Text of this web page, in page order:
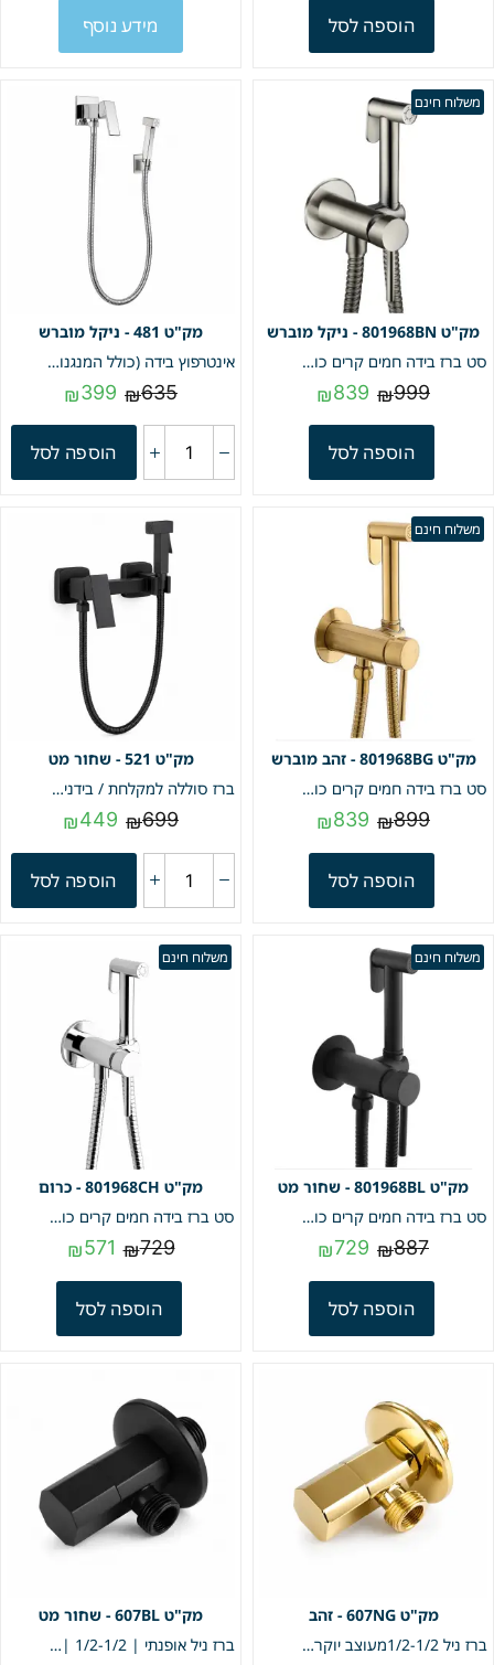
הוספה לסל מידע נוסף
משלוח חינם
801968BN - ניקל מוברש
סט ברז בידה חמים קרים כולל מיתז ,מתלה וצינור חמת | ניקל מוברש | מק"ט 801968BN
₪999
₪839
הוספה לסל
481 - ניקל מוברש
אינטרפוץ בידה (כולל המנגנון הפנימי) | חם קר | ניקל מוברש | מק"ט 481
₪635
₪399
הוספה לסל
משלוח חינם
801968BG - זהב מוברש
סט ברז בידה חמים קרים כולל מיתז ,מתלה וצינור חמת | זהב מוברש | מק"ט 801968BG
₪899
₪839
הוספה לסל
521 - שחור מט
ברז סוללה למקלחת / בידנית חם קר איכותי מפואר | שחור מט | מק"ט 521
₪699
₪449
הוספה לסל
משלוח חינם
801968BL - שחור מט
סט ברז בידה חמים קרים כולל מיתז ,מתלה וצינור חמת | שחור מט | מק"ט 801968BL
₪887
₪729
הוספה לסל
משלוח חינם
801968CH - כרום
סט ברז בידה חמים קרים כולל מיתז ,מתלה וצינור חמת | כרום | מק"ט 801968CH
₪729
₪571
הוספה לסל
607NG - זהב
ברז ניל 1/2-1/2מעוצב יוקרתי איכותי + רוזטה זהב | מק"ט 607NG
607BL - שחור מט
ברז ניל אופנתי | 1/2-1/2 | שחור מט | מק"ט 607BL